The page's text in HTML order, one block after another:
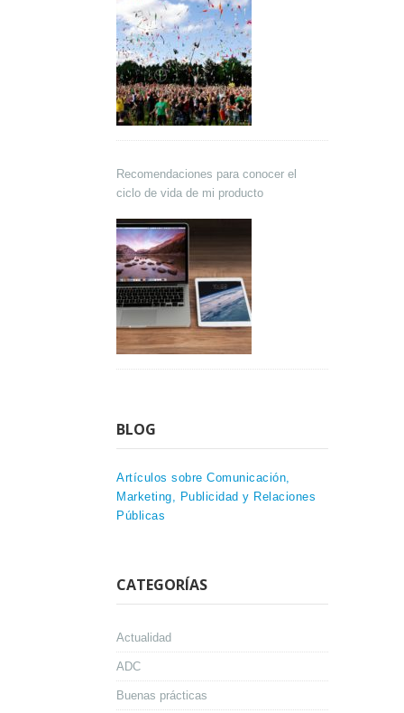
Recomendaciones para conocer el
ciclo de vida de mi producto
BLOG
Artículos sobre Comunicación,
Marketing, Publicidad y Relaciones
Públicas
CATEGORÍAS
Actualidad
ADC
Buenas prácticas